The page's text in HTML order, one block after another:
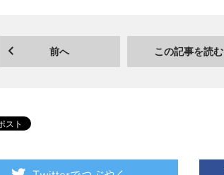
前へ この記事を読む